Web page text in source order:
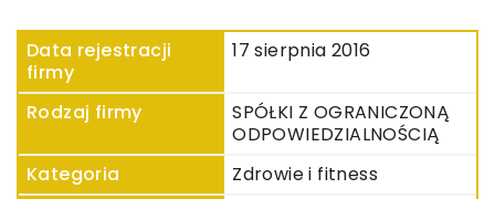
Data rejestracji
firmy
17 sierpnia 2016
Rodzaj firmy
SPÓŁKI Z OGRANICZONĄ
ODPOWIEDZIALNOŚCIĄ
Kategoria
Zdrowie i fitness